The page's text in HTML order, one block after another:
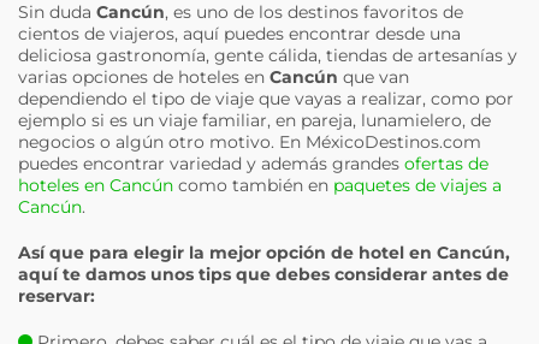
Sin duda Cancún, es uno de los destinos favoritos de
cientos de viajeros, aquí puedes encontrar desde una
deliciosa gastronomía, gente cálida, tiendas de artesanías y
varias opciones de hoteles en Cancún que van
dependiendo el tipo de viaje que vayas a realizar, como por
ejemplo si es un viaje familiar, en pareja, lunamielero, de
negocios o algún otro motivo. En MéxicoDestinos.com
puedes encontrar variedad y además grandes ofertas de
hoteles en Cancún como también en paquetes de viajes a
Cancún.
Así que para elegir la mejor opción de hotel en Cancún,
aquí te damos unos tips que debes considerar antes de
reservar: